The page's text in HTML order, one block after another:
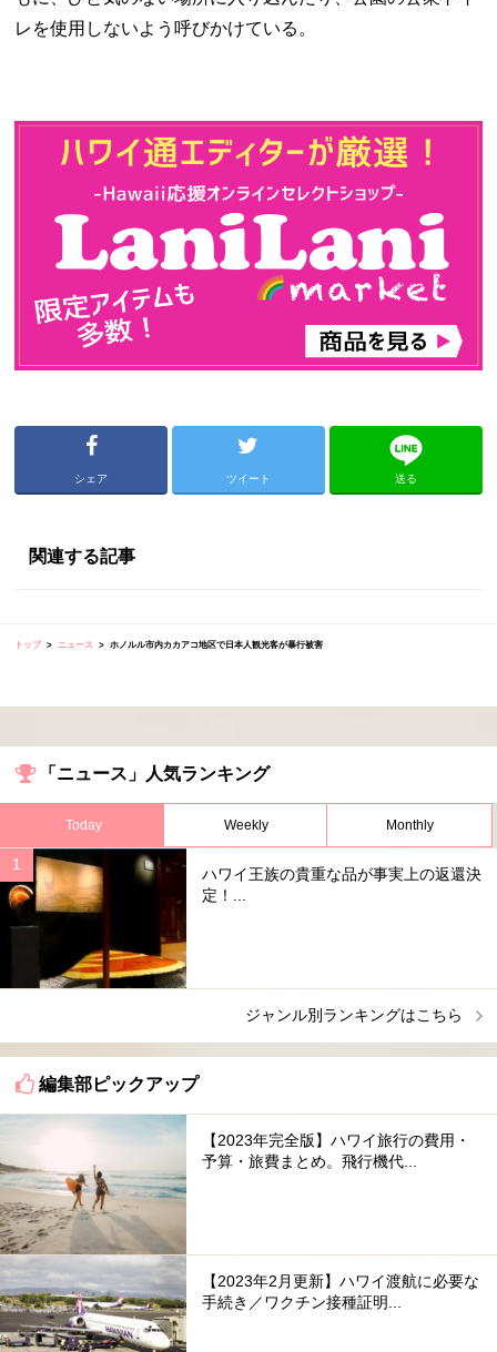
レを使用しないよう呼びかけている。
シェア ツイート 送る
関連する記事
トップ ニュース ホノルル市内カカアコ地区で日本人観光客が暴行被害
「ニュース」人気ランキング
Today Weekly Monthly
ハワイ王族の貴重な品が事実上の返還決
定！...
ジャンル別ランキングはこちら
編集部ピックアップ
【2023年完全版】ハワイ旅行の費用・
予算・旅費まとめ。飛行機代...
【2023年2月更新】ハワイ渡航に必要な
手続き／ワクチン接種証明...